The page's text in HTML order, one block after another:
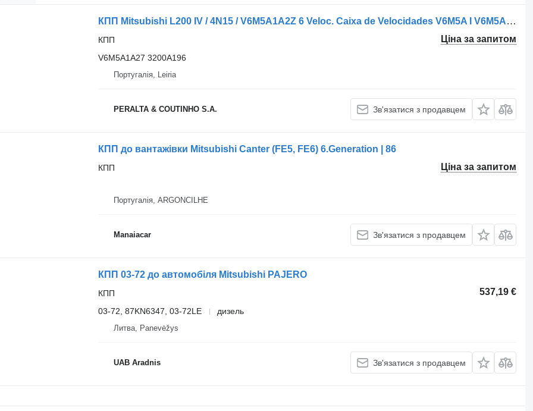
КПП Mitsubishi L200 IV / 4N15 / V6M5A1A2Z 6 Veloc. Caixa de Velocidades V6M5A I V6M5A1A27 до автомобіля Mitsubishi L200
Ціна за запитом
КПП
V6M5A1A27 3200A196
Португалія, Leiria
PERALTA & COUTINHO S.A. Зв'язатися з продавцем
КПП до вантажівки Mitsubishi Canter (FE5, FE6) 6.Generation | 86
Ціна за запитом
КПП
Португалія, ARGONCILHE
Manaiacar Зв'язатися з продавцем
КПП 03-72 до автомобіля Mitsubishi PAJERO
537,19 €
КПП
03-72, 87KN6347, 03-72LE
дизель
Литва, Panevėžys
UAB Aradnis Зв'язатися з продавцем